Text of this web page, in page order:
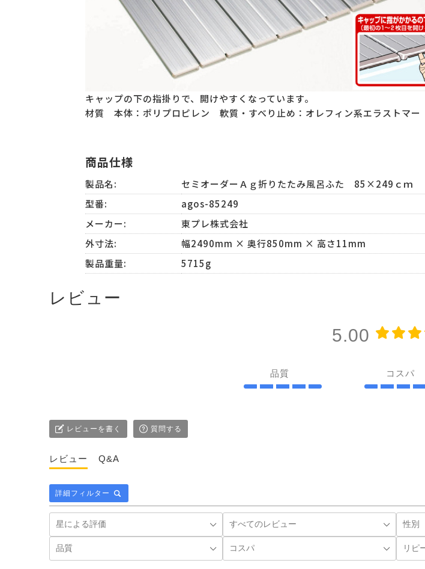
キャップの下の指掛りで、開けやすくなっています。
材質 本体：ポリプロピレン 軟質・すべり止め：オレフィン系エラストマー
商品仕様
製品名:
セミオーダーＡｇ折りたたみ風呂ふた 85×249ｃｍ
型番:
agos-85249
メーカー:
東プレ株式会社
外寸法:
幅2490mm × 奥行850mm × 高さ11mm
製品重量:
5715g
レビュー
5.00
品質 コスパ
レビューを書く 質問する
レビュー Q&A
詳細フィルター